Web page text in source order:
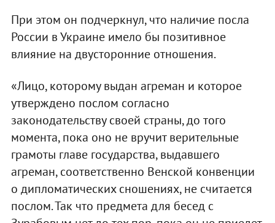
При этом он подчеркнул, что наличие посла
России в Украине имело бы позитивное
влияние на двусторонние отношения.
«Лицо, которому выдан агреман и которое
утверждено послом согласно
законодательству своей страны, до того
момента, пока оно не вручит верительные
грамоты главе государства, выдавшего
агреман, соответственно Венской конвенции
о дипломатических сношениях, не считается
послом. Так что предмета для бесед с